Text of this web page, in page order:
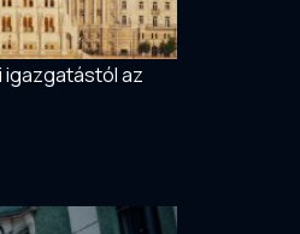
igazgatástól az